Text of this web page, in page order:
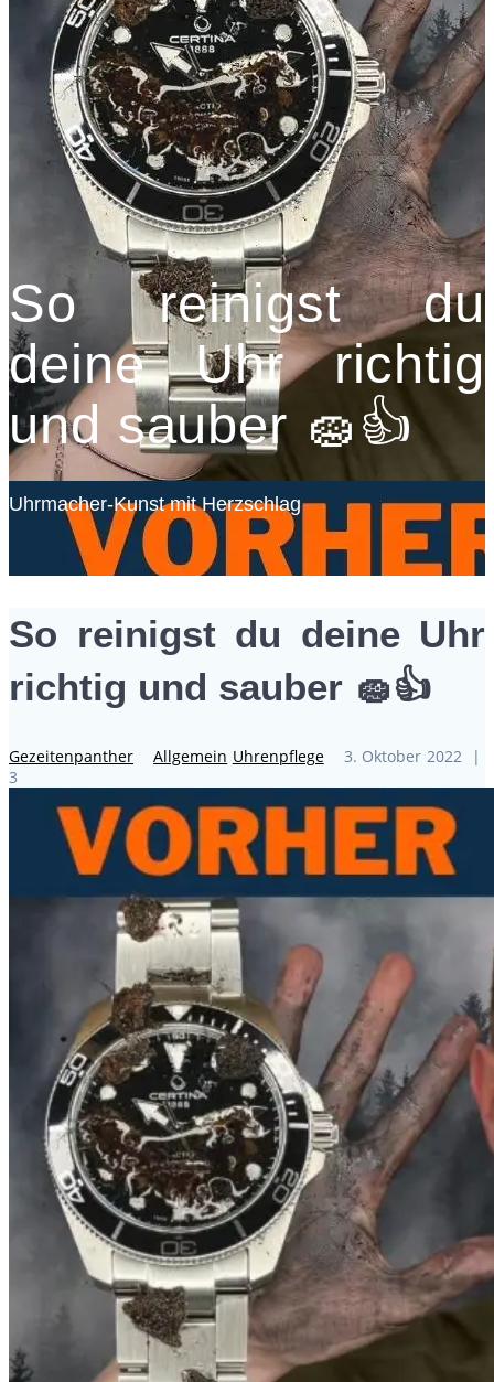
So reinigst du
deine Uhr richtig
und sauber 🧽👍
Uhrmacher-Kunst mit Herzschlag
So reinigst du deine Uhr
richtig und sauber 🧽👍
Gezeitenpanther Allgemein Uhrenpflege 3. Oktober 2022|
3